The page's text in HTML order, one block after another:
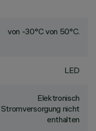
von -30°C von 50°C.
LED
Elektronisch
Stromversorgung nicht
enthalten